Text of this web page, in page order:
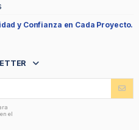
y Confianza en Cada Proyecto.
el